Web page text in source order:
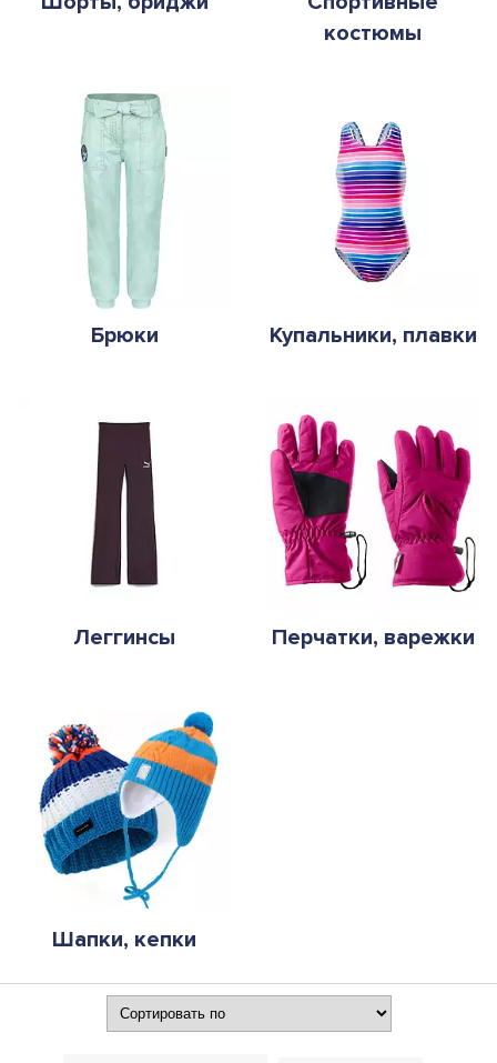
костюмы
Брюки Купальники, плавки
Леггинсы Перчатки, варежки
Шапки, кепки